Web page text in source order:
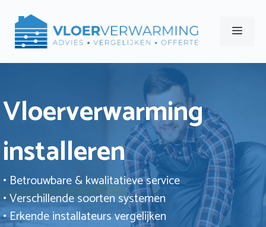
naar
Menu
Vloerverwarming
installeren
• Betrouwbare & kwalitatieve service
• Verschillende soorten systemen
• Erkende installateurs vergelijken